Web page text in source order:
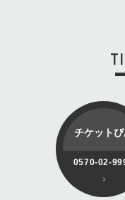
チケット
0570-02-